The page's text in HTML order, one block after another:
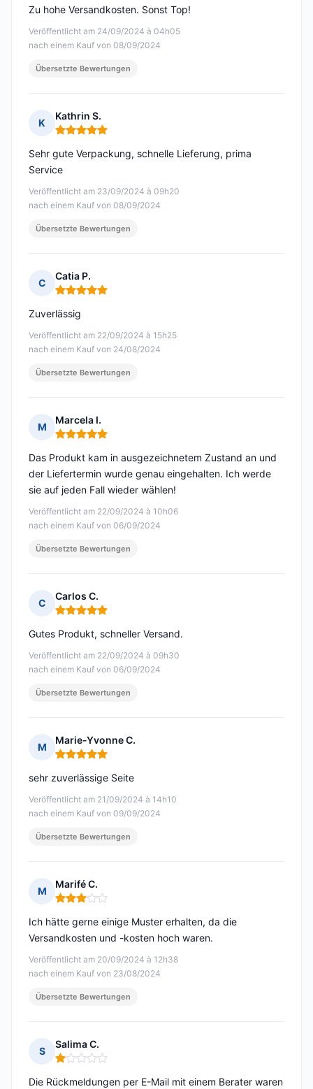
Veröffentlicht am 24/09/2024 à 04h05
nach einem Kauf von 08/09/2024
Zu hohe Versandkosten. Sonst Top!
Übersetzte Bewertungen
K
Kathrin S.
Hinweis: 5 von 5
Veröffentlicht am 23/09/2024 à 09h20
nach einem Kauf von 08/09/2024
Sehr gute Verpackung, schnelle Lieferung, prima
Service
Übersetzte Bewertungen
C
Catia P.
Hinweis: 5 von 5
Veröffentlicht am 22/09/2024 à 15h25
nach einem Kauf von 24/08/2024
Zuverlässig
Übersetzte Bewertungen
M
Marcela I.
Hinweis: 5 von 5
Veröffentlicht am 22/09/2024 à 10h06
nach einem Kauf von 06/09/2024
Das Produkt kam in ausgezeichnetem Zustand an und
der Liefertermin wurde genau eingehalten. Ich werde
sie auf jeden Fall wieder wählen!
Übersetzte Bewertungen
C
Carlos C.
Hinweis: 5 von 5
Veröffentlicht am 22/09/2024 à 09h30
nach einem Kauf von 06/09/2024
Gutes Produkt, schneller Versand.
Übersetzte Bewertungen
M
Marie-Yvonne C.
Hinweis: 5 von 5
Veröffentlicht am 21/09/2024 à 14h10
nach einem Kauf von 09/09/2024
sehr zuverlässige Seite
Übersetzte Bewertungen
M
Marifé C.
Hinweis: 3 von 5
Veröffentlicht am 20/09/2024 à 12h38
nach einem Kauf von 23/08/2024
Ich hätte gerne einige Muster erhalten, da die
Versandkosten und -kosten hoch waren.
Übersetzte Bewertungen
S
Salima C.
Hinweis: 1 von 5
Die Rückmeldungen per E-Mail mit einem Berater waren